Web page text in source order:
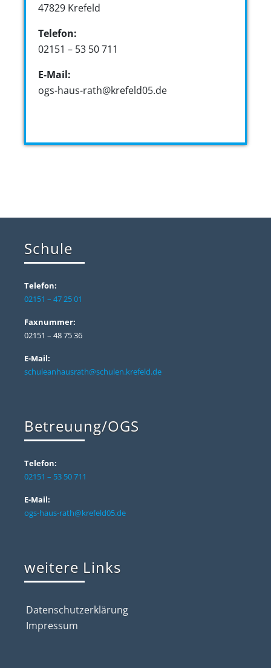
47829 Krefeld
Telefon:
02151 – 53 50 711
E-Mail:
ogs-haus-rath@krefeld05.de
Schule
Telefon:
02151 – 47 25 01
Faxnummer:
02151 – 48 75 36
E-Mail:
schuleanhausrath@schulen.krefeld.de
Betreuung/OGS
Telefon:
02151 – 53 50 711
E-Mail:
ogs-haus-rath@krefeld05.de
weitere Links
Datenschutzerklärung
Impressum